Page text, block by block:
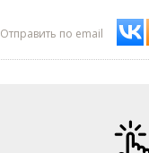
Отправить по email